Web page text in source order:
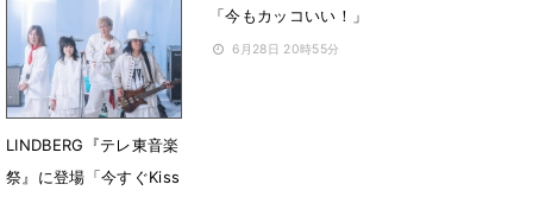
6月30日 06時00分
「今もカッコいい！」
6月28日 20時55分
LINDBERG『テレ東音楽
祭』に登場「今すぐKiss